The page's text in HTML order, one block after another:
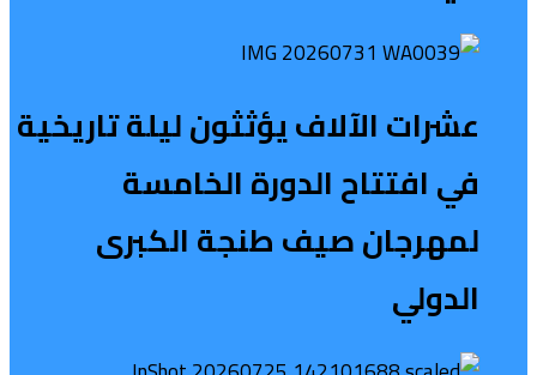
عشرات الآلاف يؤثثون ليلة تاريخية
في افتتاح الدورة الخامسة
لمهرجان صيف طنجة الكبرى
الدولي